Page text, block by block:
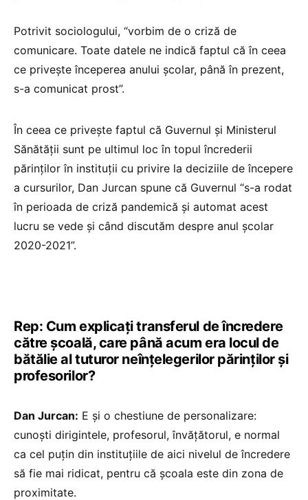
Potrivit sociologului, “vorbim de o criză de
comunicare. Toate datele ne indică faptul că în ceea
ce privește începerea anului școlar, până în prezent,
s-a comunicat prost”.
În ceea ce privește faptul că Guvernul și Ministerul
Sănătății sunt pe ultimul loc în topul încrederii
părinților în instituții cu privire la deciziile de începere
a cursurilor, Dan Jurcan spune că Guvernul “s-a rodat
în perioada de criză pandemică și automat acest
lucru se vede și când discutăm despre anul școlar
2020-2021”.
Rep: Cum explicați transferul de încredere
către școală, care până acum era locul de
bătălie al tuturor neînțelegerilor părinților și
profesorilor?
Dan Jurcan: E și o chestiune de personalizare:
cunoști dirigintele, profesorul, învățătorul, e normal
ca cel puțin din instituțiile de aici nivelul de încredere
să fie mai ridicat, pentru că școala este din zona de
proximitate.